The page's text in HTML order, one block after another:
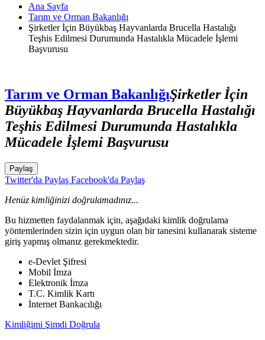
Ana Sayfa
Tarım ve Orman Bakanlığı
Şirketler İçin Büyükbaş Hayvanlarda Brucella Hastalığı
Teşhis Edilmesi Durumunda Hastalıkla Mücadele İşlemi
Başvurusu
Tarım ve Orman BakanlığıŞirketler İçin
Büyükbaş Hayvanlarda Brucella Hastalığı
Teşhis Edilmesi Durumunda Hastalıkla
Mücadele İşlemi Başvurusu
Paylaş
Twitter'da Paylaş Facebook'da Paylaş
Henüz kimliğinizi doğrulamadınız...
Bu hizmetten faydalanmak için, aşağıdaki kimlik doğrulama
yöntemlerinden sizin için uygun olan bir tanesini kullanarak sisteme
giriş yapmış olmanız gerekmektedir.
e-Devlet Şifresi
Mobil İmza
Elektronik İmza
T.C. Kimlik Kartı
İnternet Bankacılığı
Kimliğimi Şimdi Doğrula